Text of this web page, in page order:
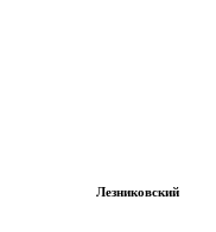
Лезниковский